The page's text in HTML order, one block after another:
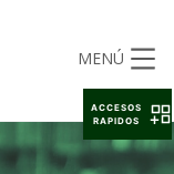
MENÚ
ACCESOS
RAPIDOS